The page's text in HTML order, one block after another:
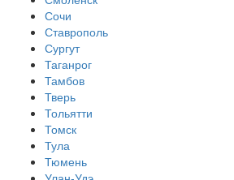
Сочи
Ставрополь
Сургут
Таганрог
Тамбов
Тверь
Тольятти
Томск
Тула
Тюмень